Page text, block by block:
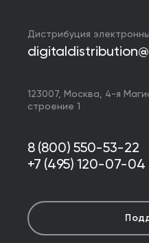
Дистрибуция
123007, Москва, 4-я
строение 1
8 (800) 550-53-22
+7 (495) 120-07-04